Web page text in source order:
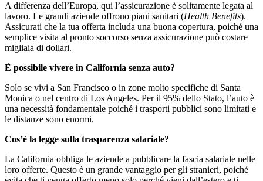
A differenza dell’Europa, qui l’assicurazione è solitamente legata al
lavoro. Le grandi aziende offrono piani sanitari (Health Benefits).
Assicurati che la tua offerta includa una buona copertura, poiché una
semplice visita al pronto soccorso senza assicurazione può costare
migliaia di dollari.
È possibile vivere in California senza auto?
Solo se vivi a San Francisco o in zone molto specifiche di Santa
Monica o nel centro di Los Angeles. Per il 95% dello Stato, l’auto è
una necessità fondamentale poiché i trasporti pubblici sono limitati e
le distanze sono enormi.
Cos’è la legge sulla trasparenza salariale?
La California obbliga le aziende a pubblicare la fascia salariale nelle
loro offerte. Questo è un grande vantaggio per gli stranieri, poiché